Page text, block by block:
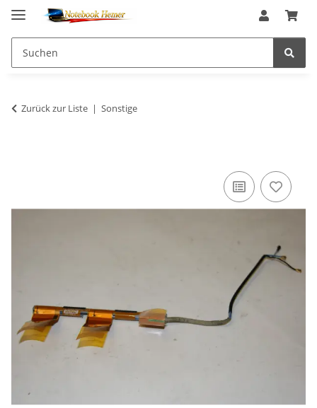
Zurück zur Liste Sonstige